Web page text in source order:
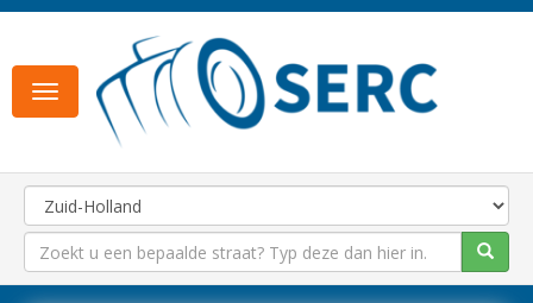
Toggle
navigation